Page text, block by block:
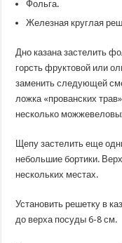
Фольга.
Железная круглая
Дно казана застелить
горсть фруктовой или
заменить следующей
ложка «прованских
несколько
Щепу застелить еще
небольшие бортики.
нескольких местах.
Установить решетку в
до верха посуды 6-8 см.